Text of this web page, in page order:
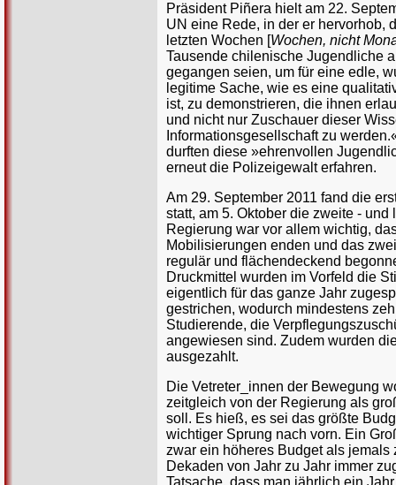
Präsident Piñera hielt am 22.
UN eine Rede, in der er hervorhob,
letzten Wochen [Wochen, nicht
Tausende chilenische Jugendliche
gegangen seien, um für eine edle,
legitime Sache, wie es eine
ist, zu demonstrieren, die ihnen
und nicht nur Zuschauer dieser
Informationsgesellschaft zu
durften diese »ehrenvollen
erneut die Polizeigewalt erfahren.
Am 29. September 2011 fand die
statt, am 5. Oktober die zweite - und
Regierung war vor allem wichtig,
Mobilisierungen enden und das
regulär und flächendeckend
Druckmittel wurden im Vorfeld die
eigentlich für das ganze Jahr
gestrichen, wodurch mindestens
Studierende, die
angewiesen sind. Zudem wurden
ausgezahlt.
Die Vetreter_innen der Bewegung
zeitgleich von der Regierung als
soll. Es hieß, es sei das größte
wichtiger Sprung nach vorn. Ein
zwar ein höheres Budget als jemals
Dekaden von Jahr zu Jahr immer